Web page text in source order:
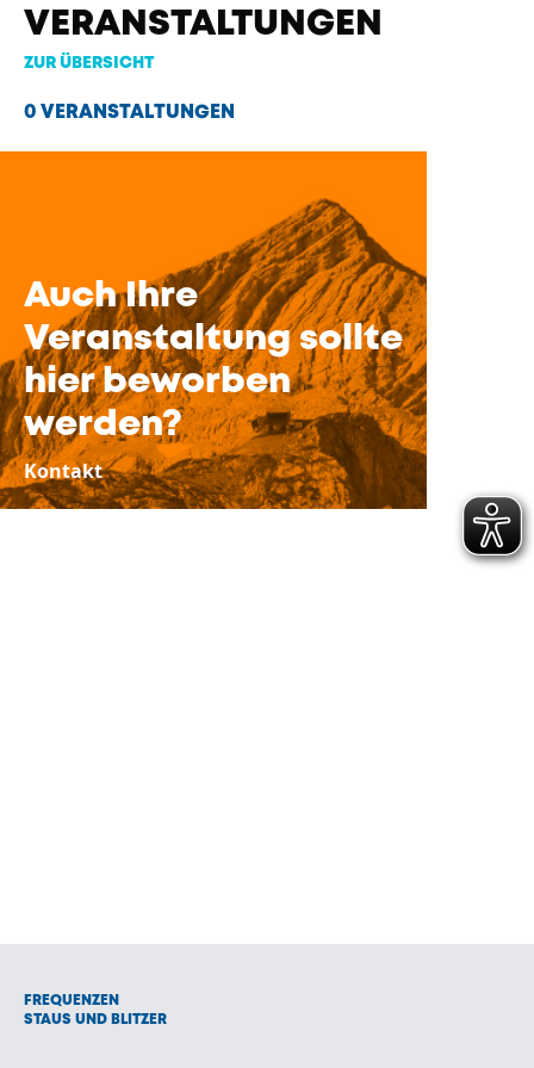
VERANSTALTUNGEN
ZUR ÜBERSICHT
0 VERANSTALTUNGEN
Auch Ihre
Veranstaltung sollte
hier beworben
werden?
Kontakt
FREQUENZEN
STAUS UND BLITZER